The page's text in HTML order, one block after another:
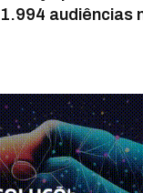
1.994 audiências